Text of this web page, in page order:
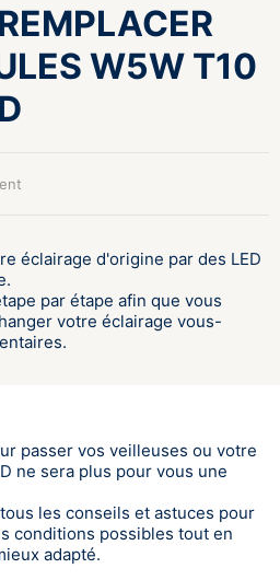
W5W T10
éclairage d'origine par des LED
par étape afin que vous
votre éclairage vous-
passer vos veilleuses ou votre
ne sera plus pour vous une
les conseils et astuces pour
conditions possibles tout en
adapté.